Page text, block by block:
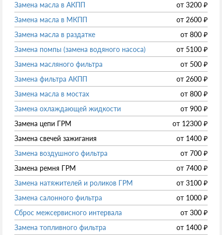
Замена масла в АКПП
от 3200 ₽
Замена масла в МКПП
от 2600 ₽
Замена масла в раздатке
от 800 ₽
Замена помпы (замена водяного насоса)
от 5100 ₽
Замена масляного фильтра
от 500 ₽
Замена фильтра АКПП
от 2600 ₽
Замена масла в мостах
от 800 ₽
Замена охлаждающей жидкости
от 900 ₽
Замена цепи ГРМ
от 12300 ₽
Замена свечей зажигания
от 1400 ₽
Замена воздушного фильтра
от 700 ₽
Замена ремня ГРМ
от 7400 ₽
Замена натяжителей и роликов ГРМ
от 3100 ₽
Замена салонного фильтра
от 1000 ₽
Сброс межсервисного интервала
от 300 ₽
Замена топливного фильтра
от 1400 ₽